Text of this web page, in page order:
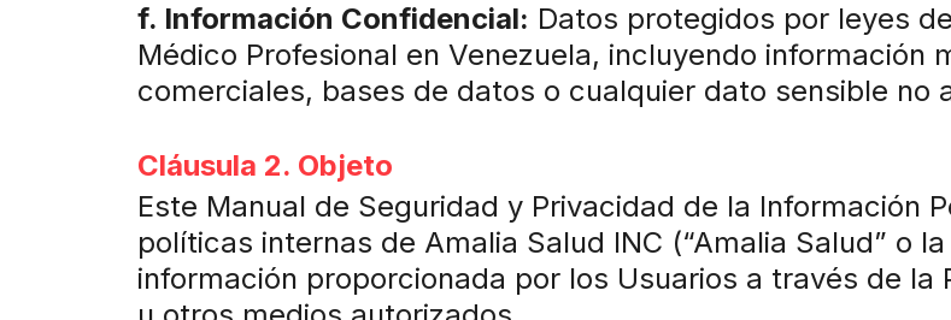
f. Información Confidencial: Datos protegidos por leyes
Médico Profesional en Venezuela, incluyendo información
comerciales, bases de datos o cualquier dato sensible no
Cláusula 2. Objeto
Este Manual de Seguridad y Privacidad de la Información
políticas internas de Amalia Salud INC (“Amalia Salud” o
información proporcionada por los Usuarios a través de